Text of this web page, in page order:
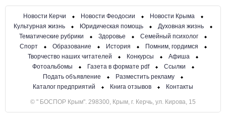
Новости Керчи Новости Феодосии
Новости Крыма
Культурная жизнь
Юридическая помощь
Духовная жизнь
Тематические рубрики
Здоровье
Семейный психолог
Спорт
Образование История
Помним, гордимся
Творчество наших читателей
Конкурсы
Афиша
Фотоальбомы
Газета в формате pdf
Ссылки
Подать объявление
Разместить рекламу
Каталог предприятий
Книга отзывов Контакты
© " БОСПОР Крым". 298300, Крым, г. Керчь, ул. Кирова, 15